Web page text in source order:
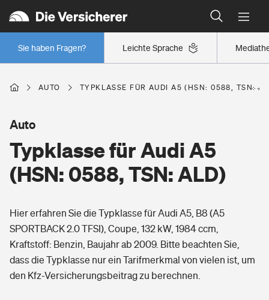
Leichte Sprache
Sie haben Fragen?
Wer versichert was: Jetzt Versicherer finden
Regionalklassen: So ist Ihre Region eingestuft
Wer versichert was: Jetzt Versicherer finden
Berufsunfähigkeitsversicherung
Erwerbsunfähigkeitsversicherung
Grundfähigkeitsversicherung
Arbeitsrechtsschutz
Berufshaftpflichtversicherung
Wohnen
Elementarversicherung
Freizeit
Pri­vate Haft­pflicht­
Gesundheit
AUTO TYPKLASSE FÜR AUDI A5 (HSN: 0588, TSN:
Typklasse für Audi A5
(HSN: 0588, TSN: ALD)
Auto
Hier erfahren Sie die Typklasse für Audi A5, B8 (A5
SPORTBACK 2.0 TFSI), Coupe, 132 kW, 1984 ccm,
Kraftstoff: Benzin, Baujahr ab 2009. Bitte beachten Sie,
dass die Typklasse nur ein Tarifmerkmal von vielen ist, um
den Kfz-Versicherungsbeitrag zu berechnen.